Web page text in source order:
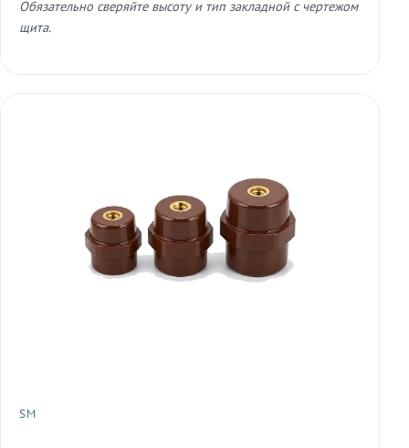
Обязательно сверяйте высоту и тип закладной с чертежом
щита.
SM